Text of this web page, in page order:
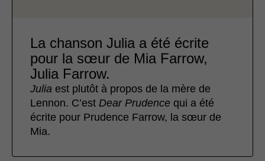
La chanson Julia a été écrite
pour la sœur de Mia Farrow,
Julia Farrow.
Julia est plutôt à propos de la mère de
Lennon. C’est Dear Prudence qui a été
écrite pour Prudence Farrow, la sœur de
Mia.